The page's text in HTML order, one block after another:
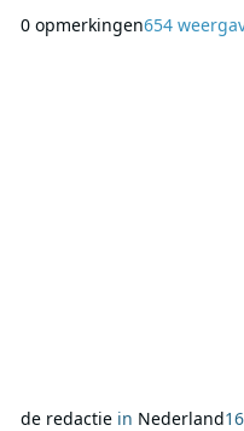
duurden, leverde
0 opmerkingen654
de redactiein Nederland